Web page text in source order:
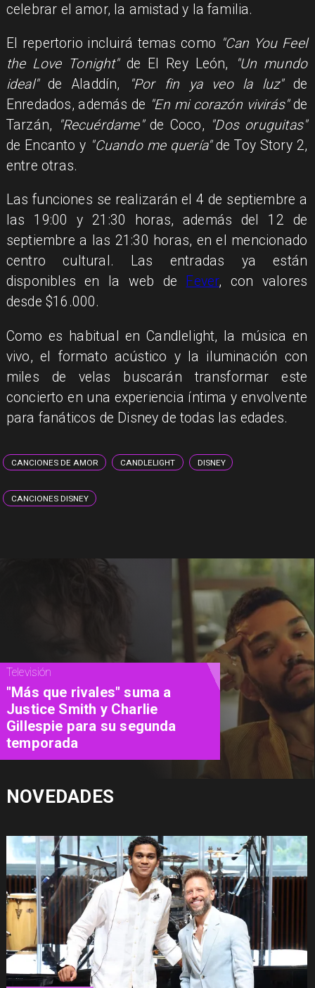
celebrar el amor, la amistad y la familia.
El repertorio incluirá temas como "Can You Feel
the Love Tonight" de El Rey León,
"Un mundo
ideal"de Aladdín, "Por fin ya veo la luz" de
Enredados, además de "En mi corazón vivirás"de
Tarzán,
"Recuérdame"de Coco, "Dos oruguitas"
de Encanto y "Cuando me quería"de Toy Story 2,
entre otras.
Las funciones se realizarán el 4 de septiembre a
las 19:00 y 21:30 horas, además del 12 de
septiembre a las 21:30 horas, en el mencionado
centro cultural. Las entradas ya están
disponibles en la web de
Fever, con valores
desde $16.000.
Como es habitual en Candlelight, la música en
vivo, el formato acústico y la iluminación con
miles de velas buscarán transformar este
concierto en una experiencia íntima y envolvente
para fanáticos de Disney de todas las edades.
CANCIONES DE AMOR CANDLELIGHT DISNEY
CANCIONES DISNEY
Televisión
"Más que rivales" suma a
Justice Smith y Charlie
Gillespie para su segunda
temporada
NOVEDADES